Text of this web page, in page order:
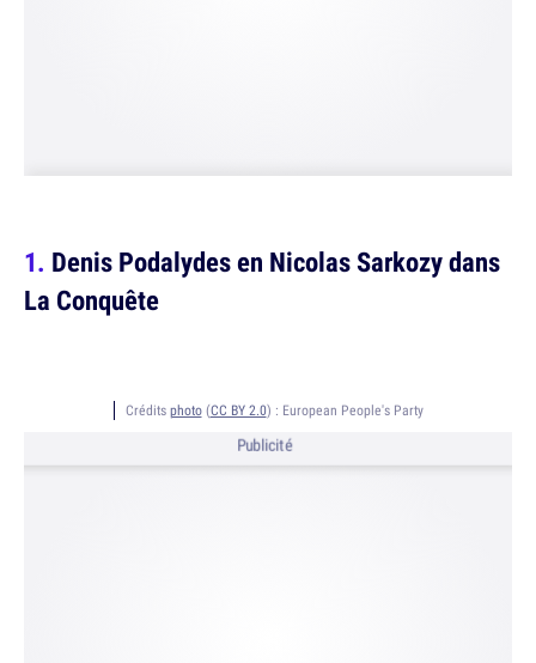
Denis Podalydes en Nicolas Sarkozy dans
La Conquête
Crédits photo(CC BY 2.0) : European People's Party
Publicité